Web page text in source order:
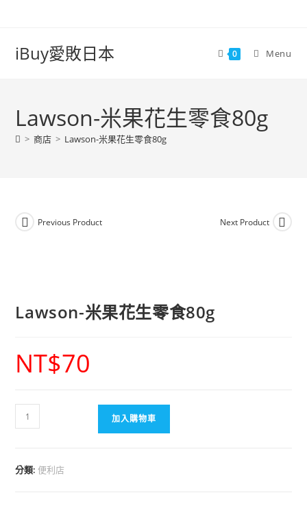
iBuy愛敗日本 0 Menu
Lawson-米果花生零食80g
> 商店 > Lawson-米果花生零食80g
Previous Product Next Product
Lawson-米果花生零食80g
NT$70
加入購物車
分類:便利店